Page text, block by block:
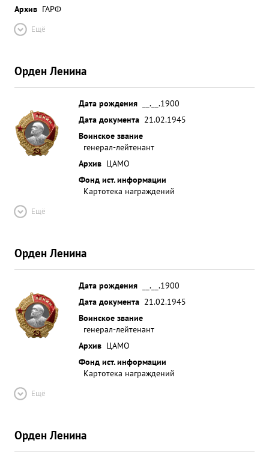
Архив ГАРФ
Ещё
Орден Ленина
Дата рождения
__.__.1900
Дата документа 21.02.1945
Воинское звание
генерал-лейтенант
Архив ЦАМО
Фонд ист. информации
Картотека награждений
Ещё
Орден Ленина
Дата рождения
__.__.1900
Дата документа 21.02.1945
Воинское звание
генерал-лейтенант
Архив ЦАМО
Фонд ист. информации
Картотека награждений
Ещё
Орден Ленина